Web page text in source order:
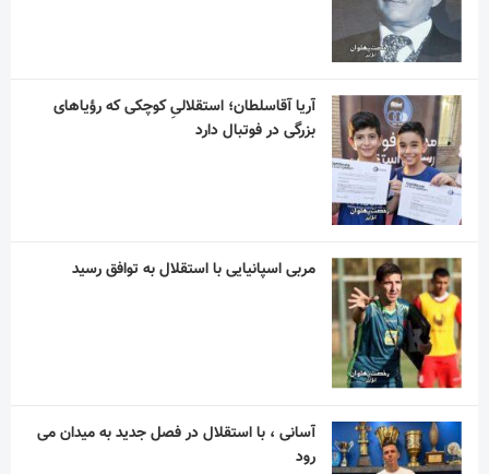
آریا آقاسلطان؛ استقلالیِ کوچکی که رؤیاهای
بزرگی در فوتبال دارد
مربی اسپانیایی با استقلال به توافق رسید
آسانی ، با استقلال در فصل جدید به میدان می
رود